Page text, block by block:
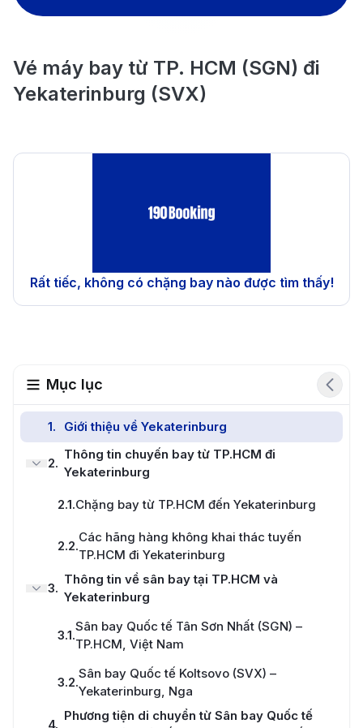
Vé máy bay từ TP. HCM (SGN) đi
Yekaterinburg (SVX)
Rất tiếc, không có chặng bay nào được tìm thấy!
Mục lục
1. Giới thiệu về Yekaterinburg
2.
Thông tin chuyến bay từ TP.HCM đi
Yekaterinburg
2.1.Chặng bay từ TP.HCM đến Yekaterinburg
2.2.
Các hãng hàng không khai thác tuyến
TP.HCM đi Yekaterinburg
3.
Thông tin về sân bay tại TP.HCM và
Yekaterinburg
3.1.
Sân bay Quốc tế Tân Sơn Nhất (SGN) –
TP.HCM, Việt Nam
3.2.
Sân bay Quốc tế Koltsovo (SVX) –
Yekaterinburg, Nga
4.
Phương tiện di chuyển từ Sân bay Quốc tế